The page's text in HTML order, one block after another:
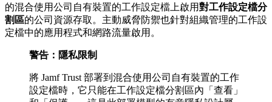
的混合使用公司自有裝置的工作設定檔上啟用對工作設定檔分
割區的公司資源存取。主動威脅防禦也針對組織管理的工作設
定檔中的應用程式和網路流量啟用。
警告：隱私限制
將 Jamf Trust 部署到混合使用公司自有裝置的工作
設定檔時，它只能在工作設定檔分割區內「查看」